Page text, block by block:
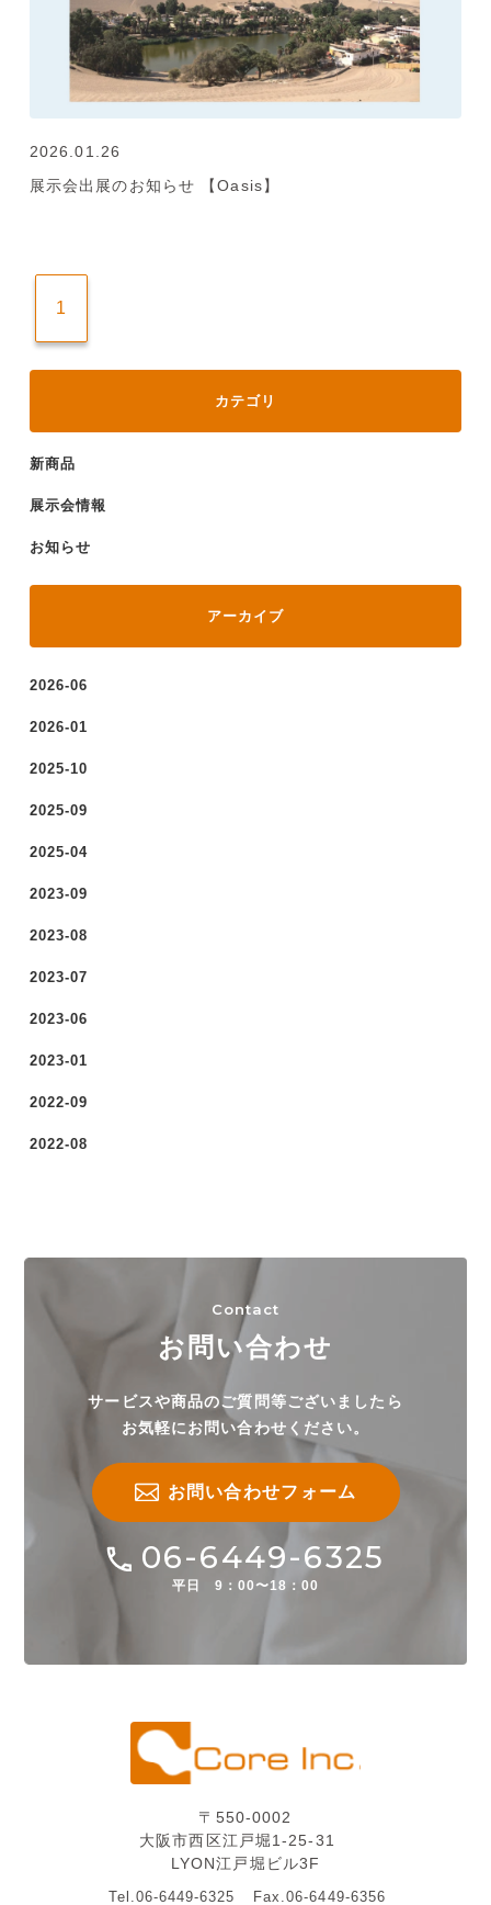
2026.01.26
展示会出展のお知らせ 【Oasis】
1
カテゴリ
新商品
展示会情報
お知らせ
アーカイブ
2026-06
2026-01
2025-10
2025-09
2025-04
2023-09
2023-08
2023-07
2023-06
2023-01
2022-09
2022-08
Contact
お問い合わせ
サービスや商品のご質問等ございましたら
お気軽にお問い合わせください。
お問い合わせフォーム
06-6449-6325
平日 9：00〜18：00
〒550-0002
大阪市西区江戸堀1-25-31
LYON江戸堀ビル3F
Tel.06-6449-6325 Fax.06-6449-6356